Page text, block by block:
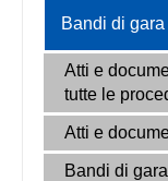
Bandi di
Atti e
tutte le
Atti e
Bandi di